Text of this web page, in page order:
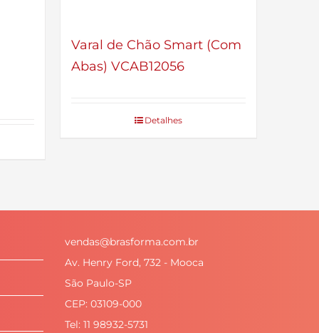
Varal de Chão Smart (Com
Abas) VCAB12056
Detalhes
vendas@brasforma.com.br
Av. Henry Ford, 732 - Mooca
São Paulo-SP
CEP: 03109-000
Tel: 11 98932-5731